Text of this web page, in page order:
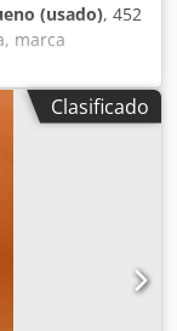
(usado), 452
marca
4,3 kW,
2018.
430, - Ancho:
260.
de
(con costo
indicado es
RUSO
Clasificado